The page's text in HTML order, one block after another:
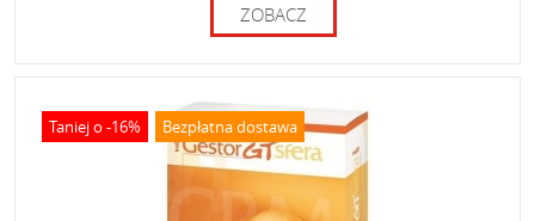
ZOBACZ
Taniej o -16% Bezpłatna dostawa